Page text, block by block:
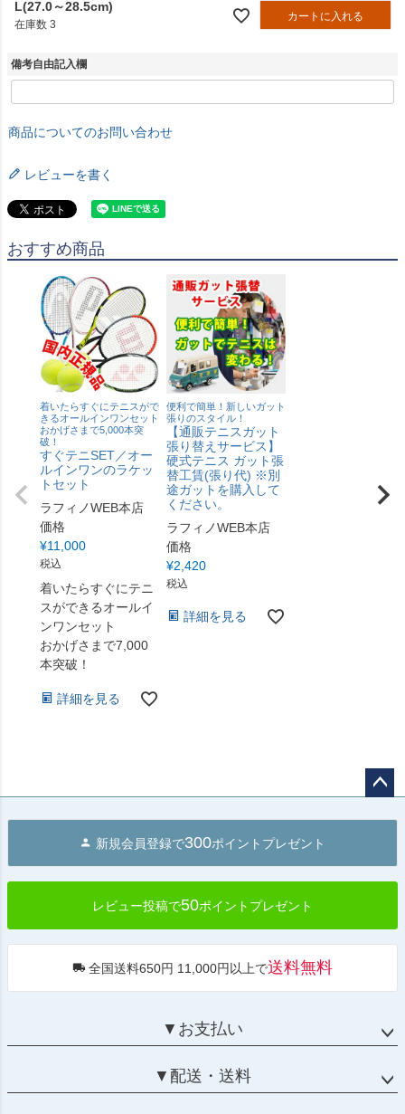
L(27.0～28.5cm)
在庫数 3
カートに入れる
備考自由記入欄
商品についてのお問い合わせ
レビューを書く
おすすめ商品
着いたらすぐにテニスがで
きるオールインワンセット
おかげさまで5,000本突
破！
すぐテニSET／オー
ルインワンのラケッ
トセット
ラフィノWEB本店
価格
¥11,000
税込
着いたらすぐにテニ
スができるオールイ
ンワンセット
おかげさまで7,000
本突破！
詳細を見る
便利で簡単！新しいガット
張りのスタイル！
【通販テニスガット
張り替えサービス】
硬式テニス ガット張
替工賃(張り代) ※別
途ガットを購入して
ください。
ラフィノWEB本店
価格
¥2,420
税込
詳細を見る
へ
新規会員登録で300ポイントプレゼント
レビュー投稿で50ポイントプレゼント
全国送料650円 11,000円以上で送料無料
▼お支払い
▼配送・送料